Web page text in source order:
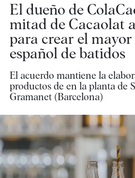
El dueño de
mitad de Cacaolat
para crear el
español de batidos
El acuerdo mantiene la
productos de en la planta de
Gramanet (Barcelona)